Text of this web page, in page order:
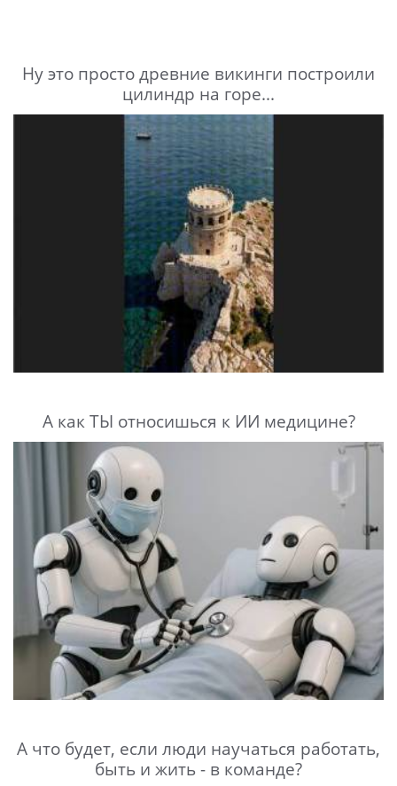
Ну это просто древние викинги построили
цилиндр на горе...
А как ТЫ относишься к ИИ медицине?
А что будет, если люди научаться работать,
быть и жить - в команде?